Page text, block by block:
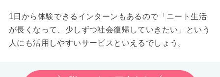
1日から体験できるインターンもあるので「ニート生活
が長くなって、少しずつ社会復帰していきたい」という
人にも活用しやすいサービスといえるでしょう。